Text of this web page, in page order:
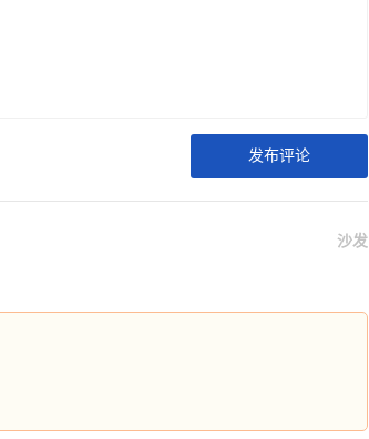
发布评论
沙发